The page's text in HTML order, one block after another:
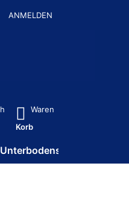
ANMELDEN
die Eingabetaste, um alle
Waren
Korb
Unterbodenschutz / HV